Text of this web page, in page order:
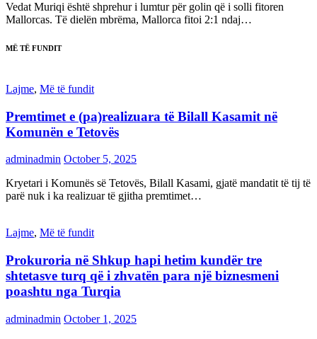
Vedat Muriqi është shprehur i lumtur për golin që i solli fitoren
Mallorcas. Të dielën mbrëma, Mallorca fitoi 2:1 ndaj…
MË TË FUNDIT
Lajme, Më të fundit
Premtimet e (pa)realizuara të Bilall Kasamit në
Komunën e Tetovës
adminadmin October 5, 2025
Kryetari i Komunës së Tetovës, Bilall Kasami, gjatë mandatit të tij të
parë nuk i ka realizuar të gjitha premtimet…
Lajme, Më të fundit
Prokuroria në Shkup hapi hetim kundër tre
shtetasve turq që i zhvatën para një biznesmeni
poashtu nga Turqia
adminadmin October 1, 2025